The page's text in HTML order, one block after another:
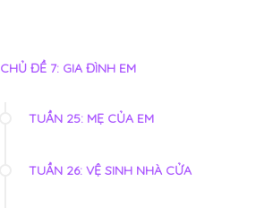
CHỦ ĐỀ 7: GIA ĐÌNH EM
TUẦN 25: MẸ CỦA EM
TUẦN 26: VỆ SINH NHÀ CỬA